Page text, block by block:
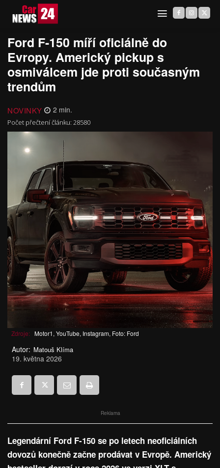
Ford F-150 míří oficiálně do
Evropy. Americký pickup s
osmiválcem jde proti současným
trendům
NOVINKY 2 min.
Počet přečtení článku: 28580
Zdroje: Motor1, YouTube, Instagram, Foto: Ford
Autor: Matouš Klíma
19. května 2026
Reklama
Legendární Ford F-150 se po letech neoficiálních
dovozů konečně začne prodávat v Evropě. Americký